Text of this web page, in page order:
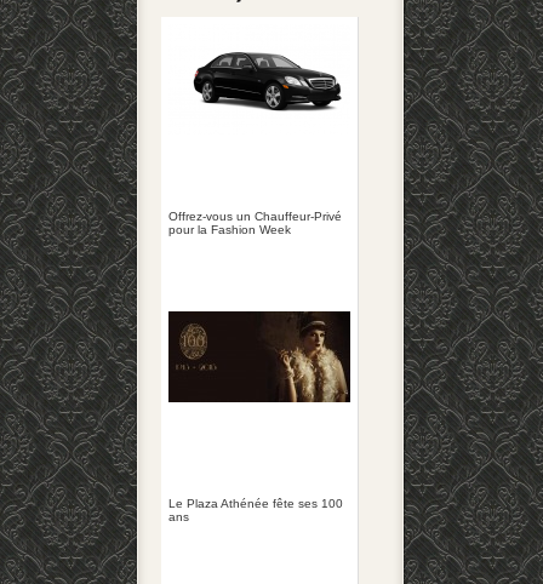
Offrez-vous un Chauffeur-Privé
pour la Fashion Week
Le Plaza Athénée fête ses 100
ans